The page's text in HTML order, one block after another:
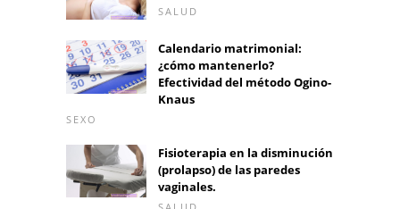
SALUD
Calendario matrimonial:
¿cómo mantenerlo?
Efectividad del método Ogino-
Knaus
SEXO
Fisioterapia en la disminución
(prolapso) de las paredes
vaginales.